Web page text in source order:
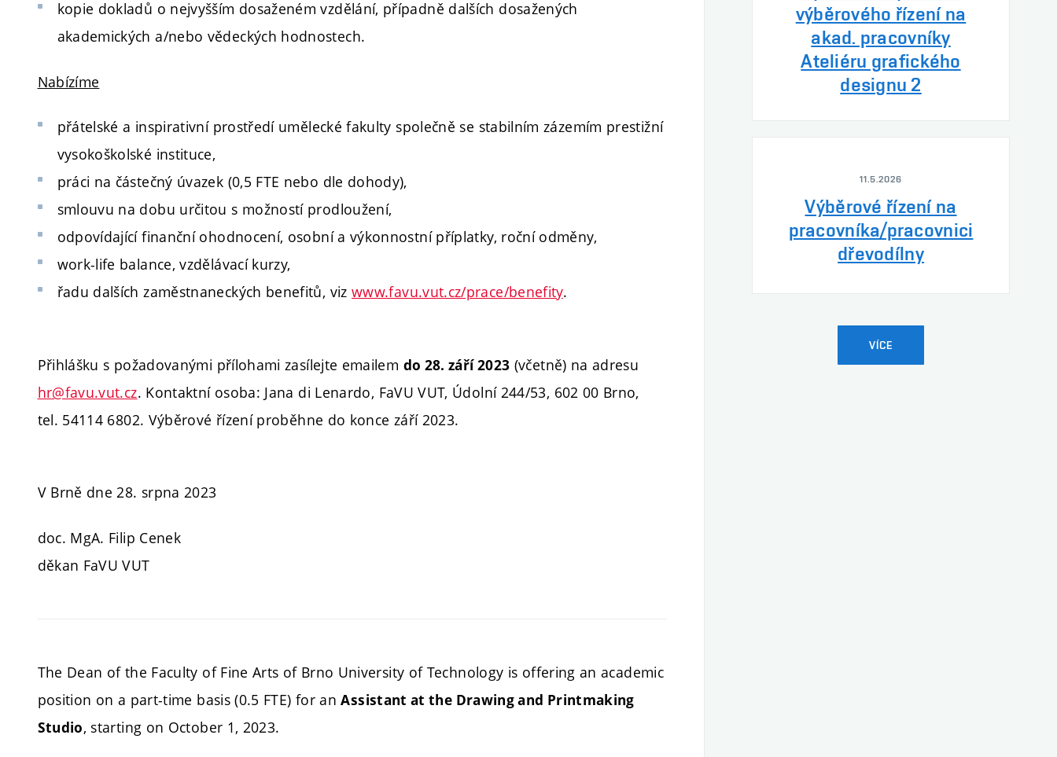
kopie dokladů o nejvyšším dosaženém vzdělání, případně dalších dosažených
akademických a/nebo vědeckých hodnostech.
Nabízíme
přátelské a inspirativní prostředí umělecké fakulty společně se stabilním zázemím prestižní
vysokoškolské instituce,
práci na částečný úvazek (0,5 FTE nebo dle dohody),
smlouvu na dobu určitou s možností prodloužení,
odpovídající finanční ohodnocení, osobní a výkonnostní příplatky, roční odměny,
work-life balance, vzdělávací kurzy,
řadu dalších zaměstnaneckých benefitů, viz www.favu.vut.cz/prace/benefity.
Přihlášku s požadovanými přílohami zasílejte emailem do 28. září 2023 (včetně) na adresu
hr@favu.vut.cz. Kontaktní osoba: Jana di Lenardo, FaVU VUT, Údolní 244/53, 602 00 Brno,
tel. 54114 6802. Výběrové řízení proběhne do konce září 2023.
V Brně dne 28. srpna 2023
doc. MgA. Filip Cenek
děkan FaVU VUT
The Dean of the Faculty of Fine Arts of Brno University of Technology is offering an academic
position on a part-time basis (0.5 FTE) for anAssistant at the Drawing and Printmaking
Studio, starting on October 1, 2023.
výběrového řízení na
akad. pracovníky
Ateliéru grafického
designu 2
11.5.2026
Výběrové řízení na
pracovníka/pracovnici
dřevodílny
VÍCE